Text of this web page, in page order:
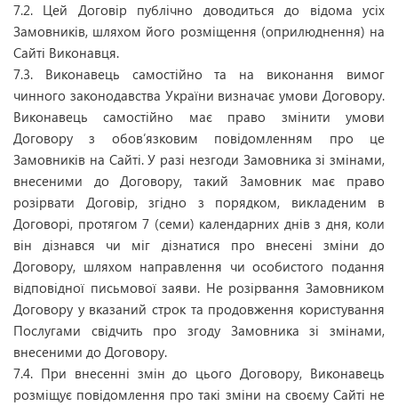
7.2. Цей Договір публічно доводиться до відома усіх
Замовників, шляхом його розміщення (оприлюднення) на
Сайті Виконавця.
7.3. Виконавець самостійно та на виконання вимог
чинного законодавства України визначає умови Договору.
Виконавець самостійно має право змінити умови
Договору з обов’язковим повідомленням про це
Замовників на Сайті. У разі незгоди Замовника зі змінами,
внесеними до Договору, такий Замовник має право
розірвати Договір, згідно з порядком, викладеним в
Договорі, протягом 7 (семи) календарних днів з дня, коли
він дізнався чи міг дізнатися про внесені зміни до
Договору, шляхом направлення чи особистого подання
відповідної письмової заяви. Не розірвання Замовником
Договору у вказаний строк та продовження користування
Послугами свідчить про згоду Замовника зі змінами,
внесеними до Договору.
7.4. При внесенні змін до цього Договору, Виконавець
розміщує повідомлення про такі зміни на своєму Сайті не